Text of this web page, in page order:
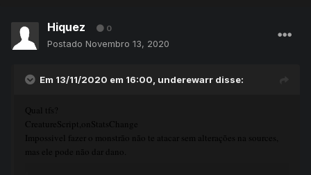
Hiquez 0
Postado Novembro 13, 2020
Em 13/11/2020 em 16:00, underewarr disse:
Qual tfs?
CreatureScript,onStatsChange
Impossivel fazer o monstrão não te atacar sem alterações na sources,
mas ele pode não dar dano.